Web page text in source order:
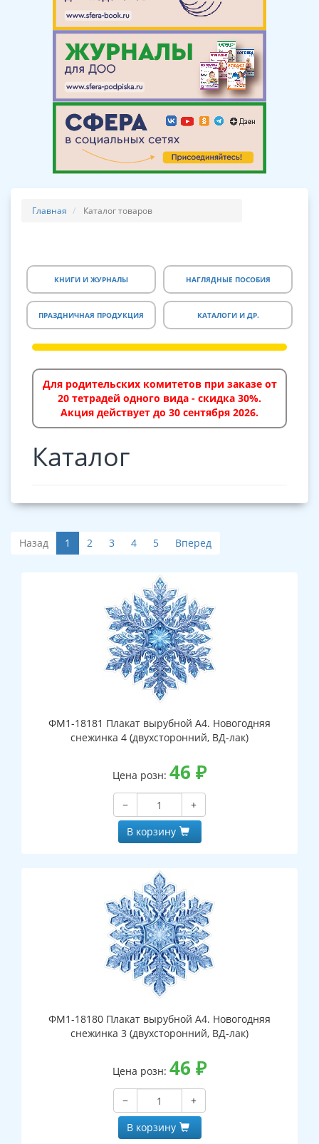
Главная Каталог товаров
КНИГИ И ЖУРНАЛЫ НАГЛЯДНЫЕ ПОСОБИЯ
ПРАЗДНИЧНАЯ ПРОДУКЦИЯ КАТАЛОГИ И ДР.
Для родительских комитетов при заказе от
20 тетрадей одного вида - скидка 30%.
Акция действует до 30 сентября 2026.
Каталог
Назад 1 2 3 4 5 Вперед
ФМ1-18181 Плакат вырубной А4. Новогодняя
снежинка 4 (двухсторонний, ВД-лак)
Цена розн: 46 ₽
−
+
В корзину
ФМ1-18180 Плакат вырубной А4. Новогодняя
снежинка 3 (двухсторонний, ВД-лак)
Цена розн: 46 ₽
−
+
В корзину